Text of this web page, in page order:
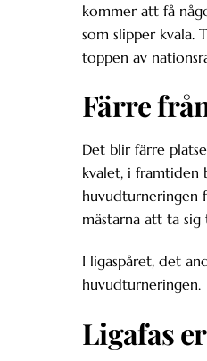
kommer att få
som slipper kvala.
toppen av
Färre
Det blir färre
kvalet, i framtiden
huvudturneringen
mästarna att ta
I ligaspåret, det
huvudturneringen.
Ligafas